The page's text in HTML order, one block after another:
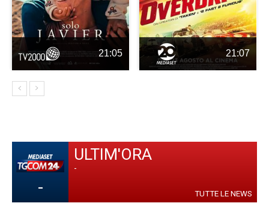
21:05 21:07
-
ULTIM'ORA
-
TUTTE LE NEWS